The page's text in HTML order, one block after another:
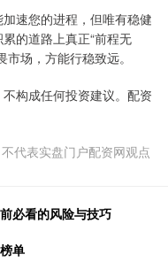
速您的进程，但唯有稳健
的道路上真正“前程无
场，方能行稳致远。
构成任何投资建议。配资
代表实盘门户配资网观点
必看的风险与技巧
单